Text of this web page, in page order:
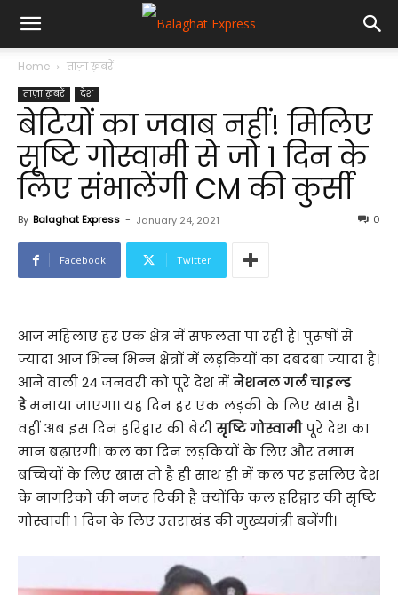
Home ताज़ा ख़बरें
ताज़ा ख़बरें देश
बेटियों का जवाब नहीं! मिलिए
सृष्टि गोस्वामी से जो 1 दिन के
लिए संभालेंगी CM की कुर्सी
By Balaghat Express - January 24, 2021 0
Facebook Twitter
आज महिलाएं हर एक क्षेत्र में सफलता पा रही हैं। पुरूषों से
ज्यादा आज भिन्न भिन्न क्षेत्रों में लड़कियों का दबदबा ज्यादा है।
आने वाली 24 जनवरी को पूरे देश मेंनेशनल गर्ल चाइल्ड
डेमनाया जाएगा। यह दिन हर एक लड़की के लिए खास है।
वहीं अब इस दिन हरिद्वार की बेटीसृष्टि गोस्वामीपूरे देश का
मान बढ़ाएंगी। कल का दिन लड़कियों के लिए और तमाम
बच्चियों के लिए खास तो है ही साथ ही में कल पर इसलिए देश
के नागरिकों की नजर टिकी है क्योंकि कल हरिद्वार की सृष्टि
गोस्वामी 1 दिन के लिए उत्तराखंड की मुख्यमंत्री बनेंगी।